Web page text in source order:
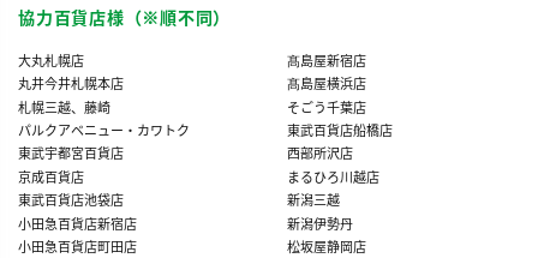
協力百貨店様（※順不同）
大丸札幌店
丸井今井札幌本店
札幌三越、藤崎
パルクアベニュー・カワトク
東武宇都宮百貨店
京成百貨店
東武百貨店池袋店
小田急百貨店新宿店
小田急百貨店町田店
髙島屋新宿店
髙島屋横浜店
そごう千葉店
東武百貨店船橋店
西部所沢店
まるひろ川越店
新潟三越
新潟伊勢丹
松坂屋静岡店